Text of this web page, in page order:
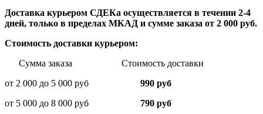
Доставка курьером СДЕКа осуществляется в течении 2-4
дней, только в пределах МКАД и сумме заказа от 2 000 руб.
Стоимость доставки курьером:
Сумма заказа Стоимость доставки
от 2 000 до 5 000 руб
990 руб
от 5 000 до 8 000 руб 790 руб